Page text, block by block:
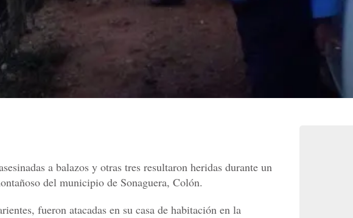
a balazos y otras tres resultaron heridas durante un
del municipio de Sonaguera, Colón.
fueron atacadas en su casa de habitación en la